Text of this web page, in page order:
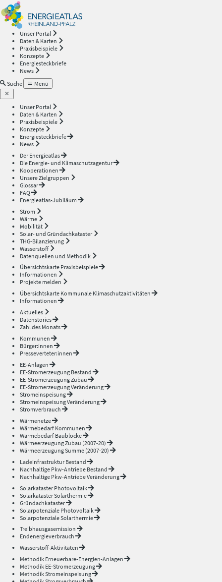
Unser Portal
Daten & Karten
Praxisbeispiele
Konzepte
Energiesteckbriefe
News
Suche
Menü
Unser Portal
Daten & Karten
Praxisbeispiele
Konzepte
Energiesteckbriefe
News
Der Energieatlas
Die Energie- und Klimaschutzagentur
Kooperationen
Unsere Zielgruppen
Glossar
FAQ
Energieatlas-Jubiläum
Strom
Wärme
Mobilität
Solar- und Gründachkataster
THG-Bilanzierung
Wasserstoff
Datenquellen und Methodik
Übersichtskarte Praxisbeispiele
Informationen
Projekte melden
Übersichtskarte Kommunale Klimaschutzaktivitäten
Informationen
Aktuelles
Datenstories
Zahl des Monats
Kommunen
Bürger:innen
Presseverteter:innen
EE-Anlagen
EE-Stromerzeugung Bestand
EE-Stromerzeugung Zubau
EE-Stromerzeugung Veränderung
Stromeinspeisung
Stromeinspeisung Veränderung
Stromverbrauch
Wärmenetze
Wärmebedarf Kommunen
Wärmebedarf Baublöcke
Wärmeerzeugung Zubau (2007-20)
Wärmeerzeugung Summe (2007-20)
Ladeinfrastruktur Bestand
Nachhaltige Pkw-Antriebe Bestand
Nachhaltige Pkw-Antriebe Veränderung
Solarkataster Photovoltaik
Solarkataster Solarthermie
Gründachkataster
Solarpotenziale Photovoltaik
Solarpotenziale Solarthermie
Treibhausgasemission
Endenergieverbrauch
Wasserstoff-Aktivitäten
Methodik Erneuerbare-Energien-Anlagen
Methodik EE-Stromerzeugung
Methodik Stromeinspeisung